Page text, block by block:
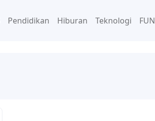
Pendidikan Hiburan Teknologi FUN